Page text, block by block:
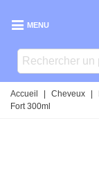
MENU
Accueil Cheveux
Fort 300ml